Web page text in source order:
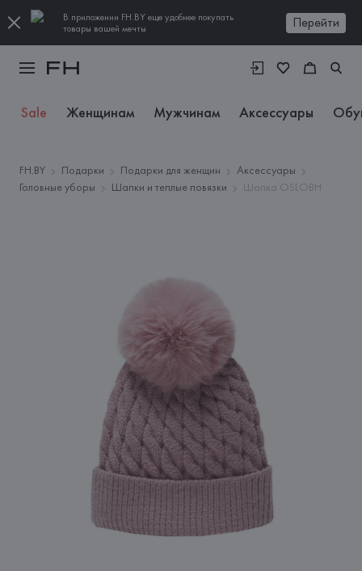
В приложении FH.BY еще удобнее покупать
товары вашей мечты
Перейти
Sale Женщинам Мужчинам Аксессуары
FH.BY Подарки Подарки для женщин
Аксессуары
Головные уборы
Шапки и теплые повязки Шапка OSLOBH